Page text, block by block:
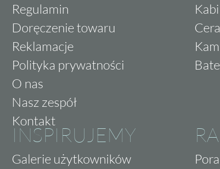
Regulamin
Doręczenie towaru
Reklamacje
Polityka prywatności
O nas
Nasz zespół
Kontakt
INSPIRUJEMY
Galerie użytkowników